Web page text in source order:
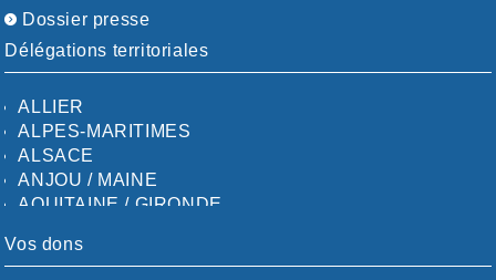
Dossier presse
Délégations territoriales
ALLIER
ALPES-MARITIMES
ALSACE
ANJOU / MAINE
AQUITAINE / GIRONDE
AUDE
Vos dons